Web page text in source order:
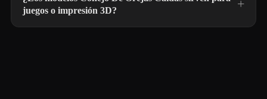
juegos o impresión 3D?